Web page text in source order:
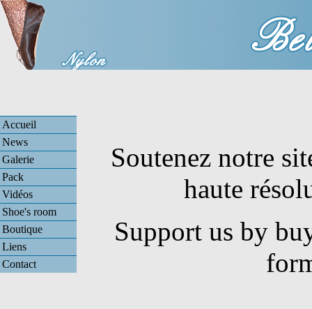
Accueil
News
Galerie
Pack
Vidéos
Shoe's room
Boutique
Liens
Contact
Soutenez notre
haute
Support us by